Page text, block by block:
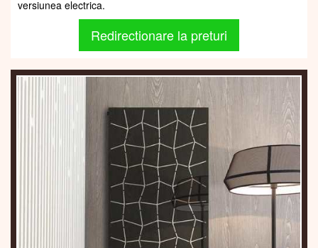
versiunea electrica.
Redirectionare la preturi